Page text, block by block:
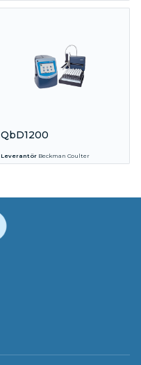
QbD1200
Leverantör Beckman Coulter